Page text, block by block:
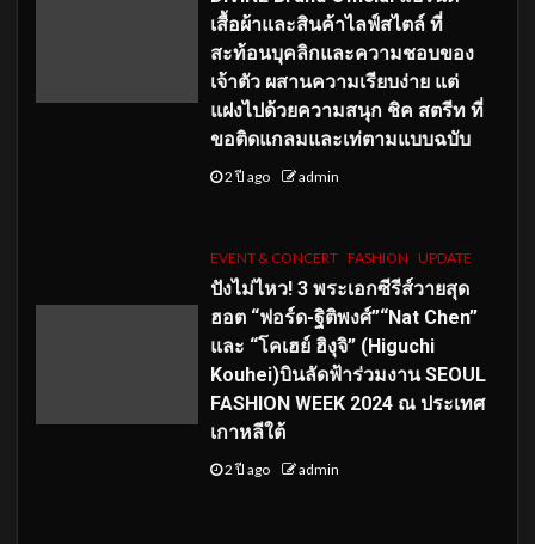
เสื้อผ้าและสินค้าไลฟ์สไตล์ ที่
สะท้อนบุคลิกและความชอบของ
เจ้าตัว ผสานความเรียบง่าย แต่
แฝงไปด้วยความสนุก ชิค สตรีท ที่
ขอติดแกลมและเท่ตามแบบฉบับ
2 ปี ago admin
EVENT & CONCERT FASHION UPDATE
ปังไม่ไหว! 3 พระเอกซีรีส์วายสุด
ฮอต “ฟอร์ด-ฐิติพงศ์”“Nat Chen”
และ “โคเฮย์ ฮิงุจิ” (Higuchi
Kouhei)บินลัดฟ้าร่วมงาน SEOUL
FASHION WEEK 2024 ณ ประเทศ
เกาหลีใต้
2 ปี ago admin